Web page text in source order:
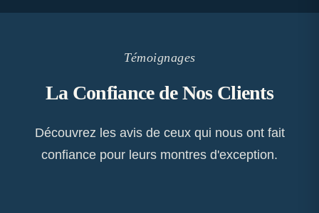
Témoignages
La Confiance de Nos Clients
Découvrez les avis de ceux qui nous ont fait
confiance pour leurs montres d'exception.